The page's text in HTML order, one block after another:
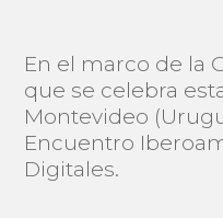
En el marco de la
que se celebra
Montevideo
Encuentro
Digitales.